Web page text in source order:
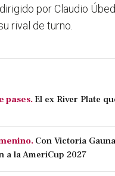
por Claudio
rival de turno.
pases. El ex River Plate
Con Victoria
a la AmeriCup 2027